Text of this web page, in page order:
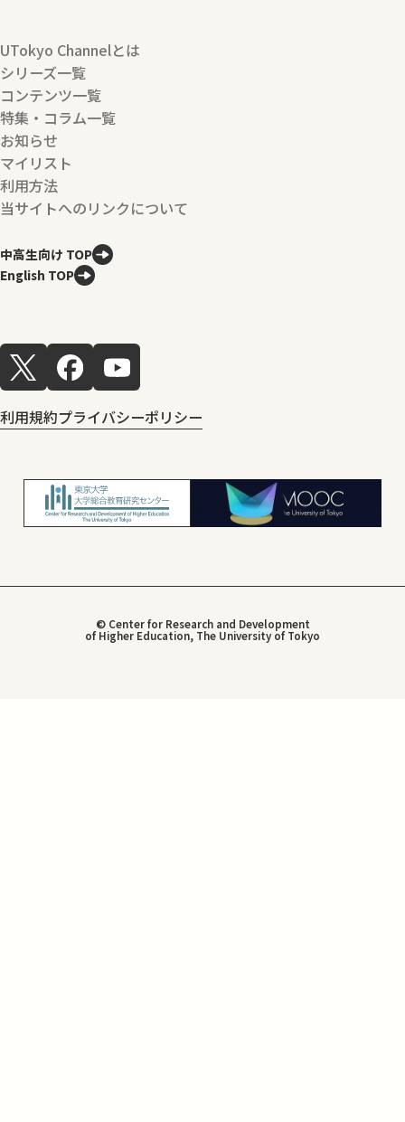
UTokyo Channelとは
シリーズ一覧
コンテンツ一覧
特集・コラム一覧
お知らせ
マイリスト
利用方法
当サイトへのリンクについて
中高生向け TOP
English TOP
利用規約プライバシーポリシー
© Center for Research and Development
of Higher Education, The University of Tokyo